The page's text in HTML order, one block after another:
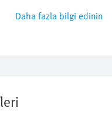
Daha fazla bilgi edinin